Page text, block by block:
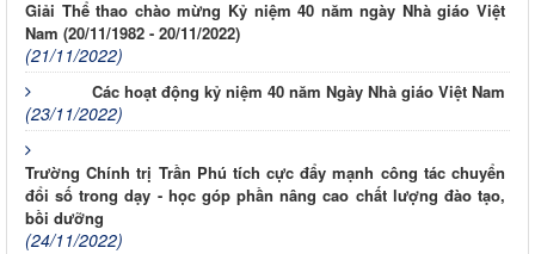
Giải Thể thao chào mừng Kỷ niệm 40 năm ngày Nhà giáo Việt
Nam (20/11/1982 - 20/11/2022)
(21/11/2022)
Các hoạt động kỷ niệm 40 năm Ngày Nhà giáo Việt Nam
(23/11/2022)
Trường Chính trị Trần Phú tích cực đẩy mạnh công tác chuyển
đổi số trong dạy - học góp phần nâng cao chất lượng đào tạo,
bồi dưỡng
(24/11/2022)